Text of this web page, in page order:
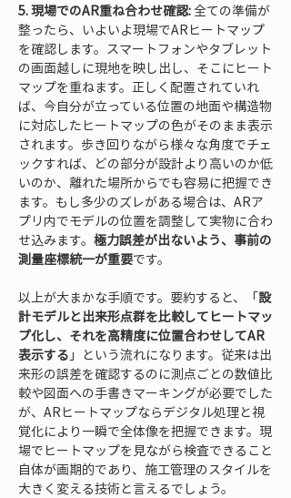
5. 現場でのAR重ね合わせ確認: 全ての準備が
整ったら、いよいよ現場でARヒートマップ
を確認します。スマートフォンやタブレット
の画面越しに現地を映し出し、そこにヒート
マップを重ねます。正しく配置されていれ
ば、今自分が立っている位置の地面や構造物
に対応したヒートマップの色がそのまま表示
されます。歩き回りながら様々な角度でチェ
ックすれば、どの部分が設計より高いのか低
いのか、離れた場所からでも容易に把握でき
ます。もし多少のズレがある場合は、ARア
プリ内でモデルの位置を調整して実物に合わ
せ込みます。 極力誤差が出ないよう、事前の
測量座標統一が重要です。
以上が大まかな手順です。要約すると、「設
計モデルと出来形点群を比較してヒートマッ
プ化し、それを高精度に位置合わせしてAR
表示する 」という流れになります。従来は出
来形の誤差を確認するのに測点ごとの数値比
較や図面への手書きマーキングが必要でした
が、ARヒートマップならデジタル処理と視
覚化により一瞬で全体像を把握できます。現
場でヒートマップを見ながら検査できること
自体が画期的であり、施工管理のスタイルを
大きく変える技術と言えるでしょう。